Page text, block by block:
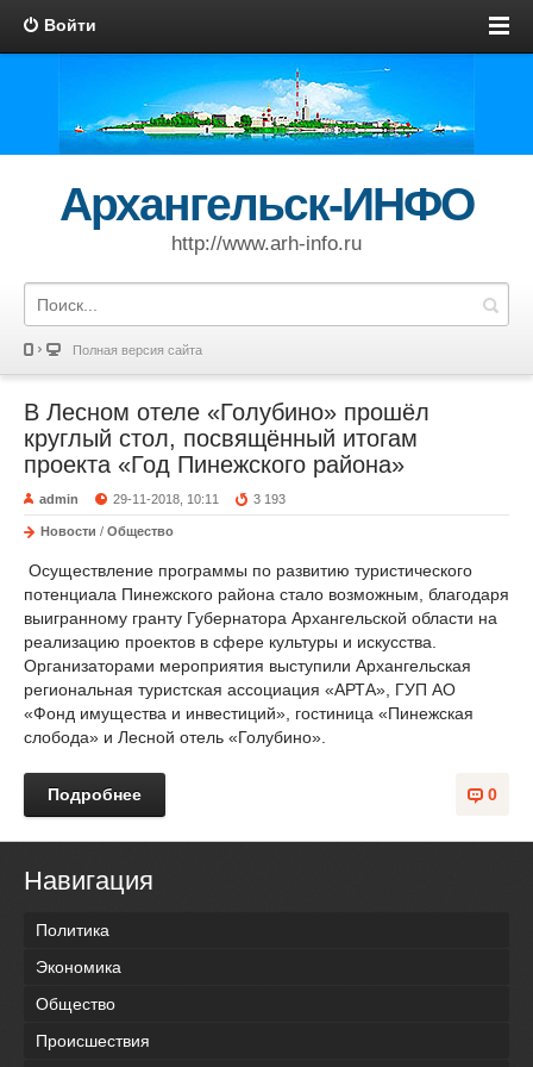
Войти
Архангельск-ИНФО
http://www.arh-info.ru
Полная версия сайта
В Лесном отеле «Голубино» прошёл
круглый стол, посвящённый итогам
проекта «Год Пинежского района»
admin 29-11-2018, 10:11 3 193
Новости / Общество
Осуществление программы по развитию туристического
потенциала Пинежского района стало возможным, благодаря
выигранному гранту Губернатора Архангельской области на
реализацию проектов в сфере культуры и искусства.
Организаторами мероприятия выступили Архангельская
региональная туристская ассоциация «АРТА», ГУП АО
«Фонд имущества и инвестиций», гостиница «Пинежская
слобода» и Лесной отель «Голубино».
0
Подробнее
Навигация
Политика
Экономика
Общество
Происшествия